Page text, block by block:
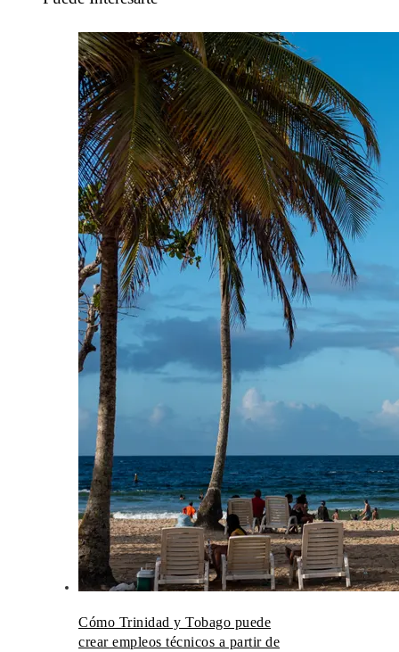
Cómo Trinidad y Tobago puede
crear empleos técnicos a partir de